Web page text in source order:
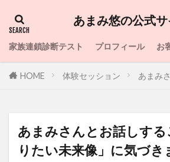
あまみ悠の公式サ
家族連鎖診断テスト プロフィール お
HOME 体験セッション あまみ
あまみさんとお話しす
りたい未来像」に気づき